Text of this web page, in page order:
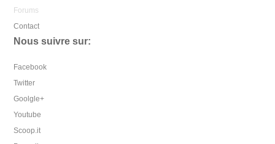
Forums
Contact
Nous suivre sur:
Facebook
Twitter
Goolgle+
Youtube
Scoop.it